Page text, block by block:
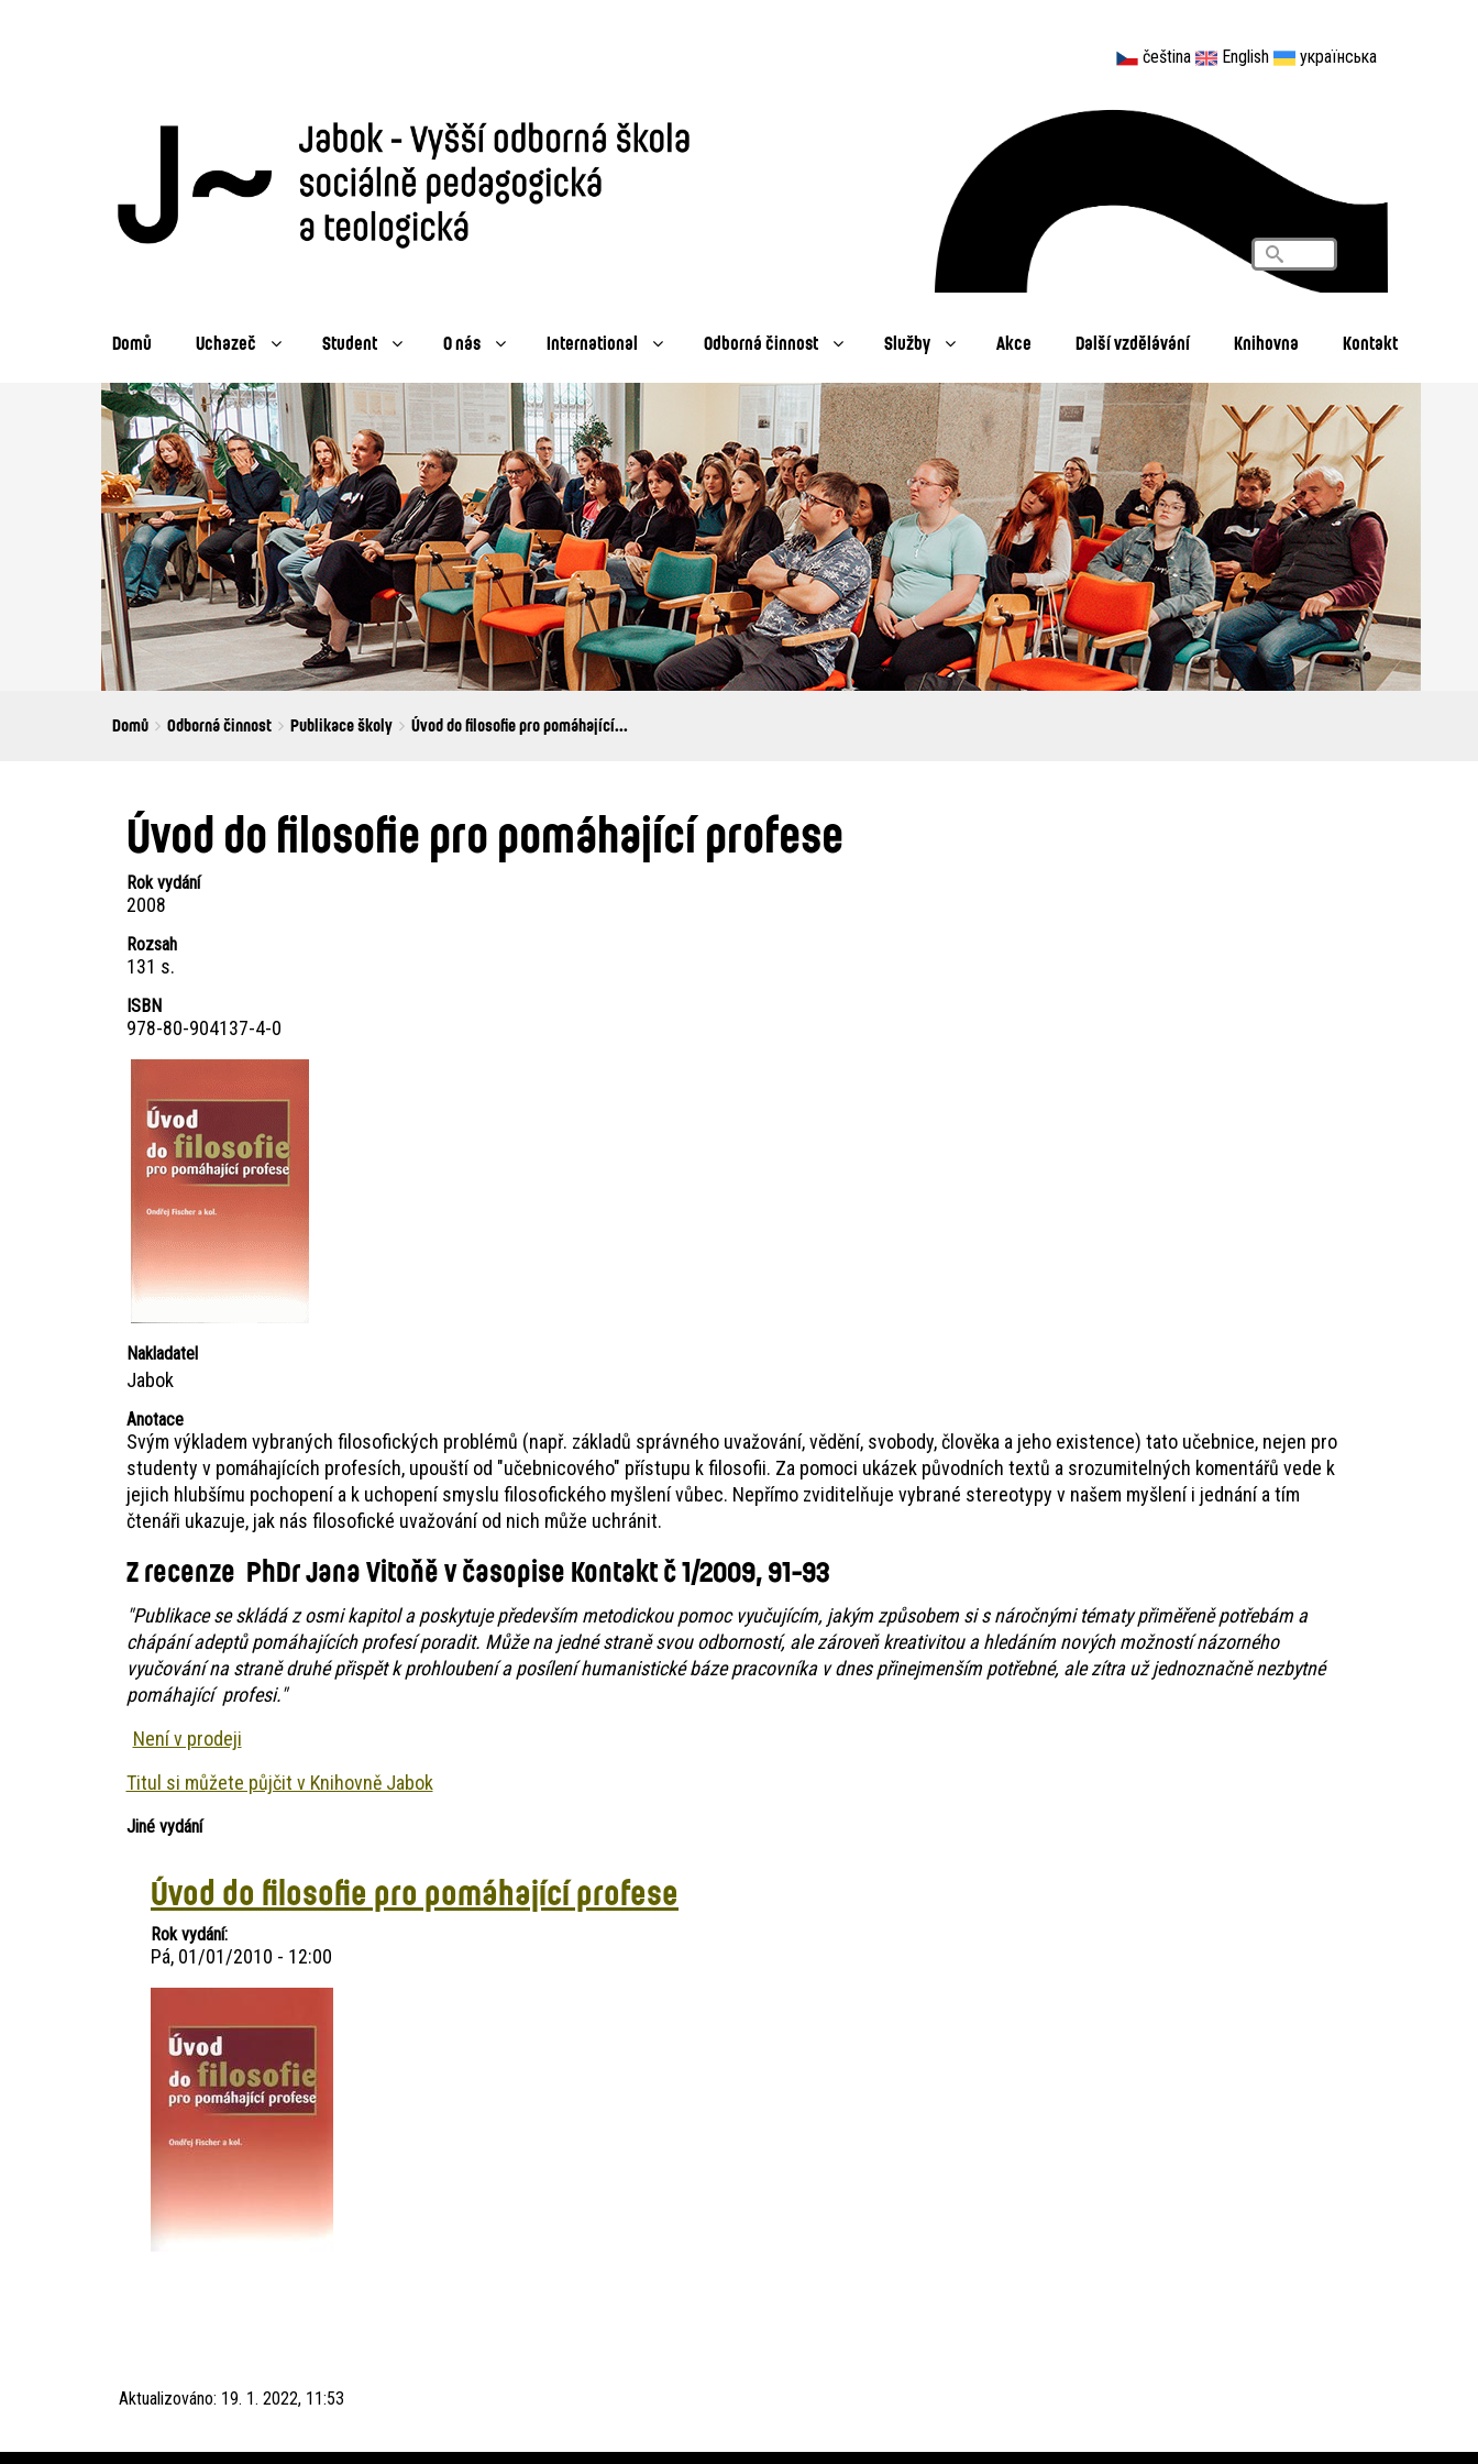
čeština English українська
Vyhledávání
Search
Domů Uchazeč Student O nás International Odborná činnost Služby Akce Další vzdělávání Knihovna Kontakt
Breadcrumbs
You
Domů Odborná činnost Publikace školy Úvod do filosofie pro pomáhající...
Úvod do filosofie pro pomáhající profese
Rok vydání
2008
Rozsah
131 s.
ISBN
978-80-904137-4-0
Nakladatel
Jabok
Anotace
Svým výkladem vybraných filosofických problémů (např. základů správného uvažování, vědění, svobody, člověka a jeho existence) tato učebnice, nejen pro
studenty v pomáhajících profesích, upouští od "učebnicového" přístupu k filosofii. Za pomoci ukázek původních textů a srozumitelných komentářů vede k
jejich hlubšímu pochopení a k uchopení smyslu filosofického myšlení vůbec. Nepřímo zviditelňuje vybrané stereotypy v našem myšlení i jednání a tím
čtenáři ukazuje, jak nás filosofické uvažování od nich může uchránit.
Z recenze PhDr Jana Vitoňěv časopise Kontakt č 1/2009, 91-93
"Publikace se skládá z osmi kapitol a poskytuje především metodickou pomoc vyučujícím, jakým způsobem si s náročnými tématy přiměřeně potřebám a
chápání adeptů pomáhajících profesí poradit. Může na jedné straně svou odborností, ale zároveň kreativitou a hledáním nových možností názorného
vyučování na straně druhé přispět k prohloubení a posílení humanistické báze pracovníka v dnes přinejmenším potřebné, ale zítra už jednoznačně nezbytné
pomáhající profesi."
Není v prodeji
Titul si můžete půjčit v Knihovně Jabok
Jiné vydání
Úvod do filosofie pro pomáhající profese
Rok vydání
Pá, 01/01/2010 - 12:00
Aktualizováno: 19. 1. 2022, 11:53